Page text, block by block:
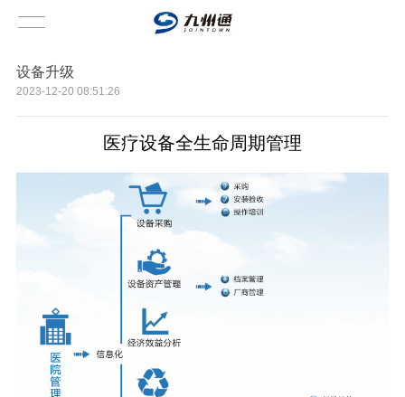
设备升级
2023-12-20 08:51:26
医疗设备全生命周期管理